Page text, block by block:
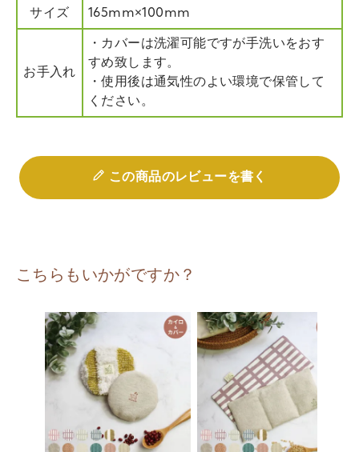
サイズ 165mm×100mm
お手入れ
・カバーは洗濯可能ですが手洗いをおす
すめ致します。
・使用後は通気性のよい環境で保管して
ください。
この商品のレビューを書く
こちらもいかがですか？